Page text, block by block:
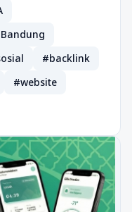
#backlink
#website